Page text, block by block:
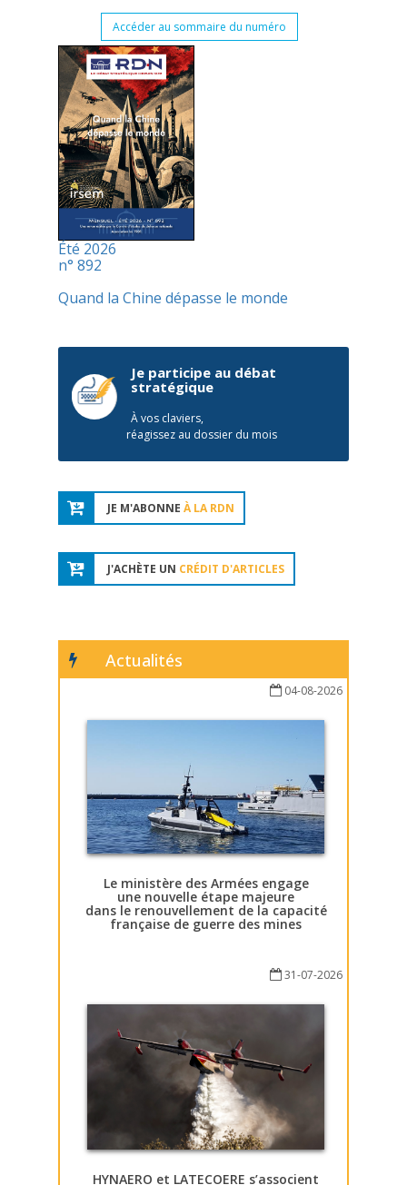
Accéder au sommaire du numéro
Été 2026
n° 892
Quand la Chine dépasse le monde
Je participe au débat
stratégique
À vos claviers,
réagissez au dossier du mois
JE M'ABONNE À LA RDN
J'ACHÈTE UN CRÉDIT D'ARTICLES
Actualités
04-08-2026
Le ministère des Armées engage
une nouvelle étape majeure
dans le renouvellement de la capacité
française de guerre des mines
31-07-2026
HYNAERO et LATECOERE s’associent